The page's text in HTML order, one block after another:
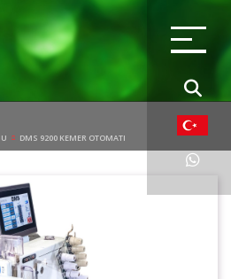
DMS 9200 KEMER OTOMATI